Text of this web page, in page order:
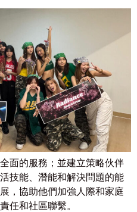
面的服務；並建立策略伙伴
技能、潛能和解決問題的能
，協助他們加強人際和家庭
任和社區聯繫。